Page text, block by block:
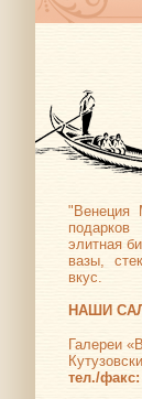
"Венеция
элитная
вазы,
вкус.
НАШИ
Галереи
тел./факс: